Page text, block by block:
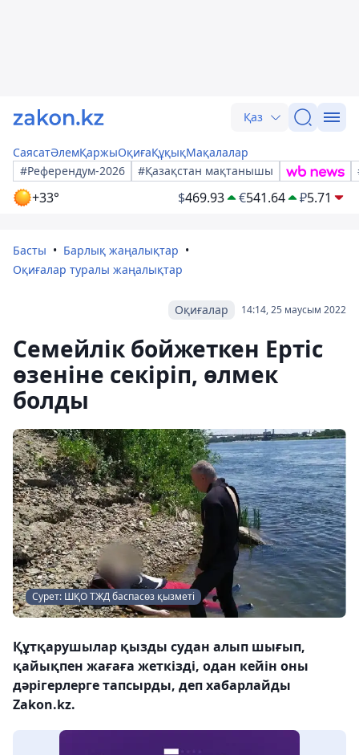
Қаз
СаясатӘлемҚаржыОқиғаҚұқықМақалалар
#Референдум-2026
#Қазақстан мақтанышы
+33° $469.93 €541.64 ₽5.71
Басты
Барлық жаңалықтар
Оқиғалар туралы жаңалықтар
14:14, 25 маусым 2022
Оқиғалар
Семейлік бойжеткен Ертіс
өзеніне секіріп, өлмек
болды
Сурет: ШҚО ТЖД баспасөз қызметі
Құтқарушылар қызды судан алып шығып,
қайықпен жағаға жеткізді, одан кейін оны
дәрігерлерге тапсырды, деп хабарлайды
Zakon.kz.